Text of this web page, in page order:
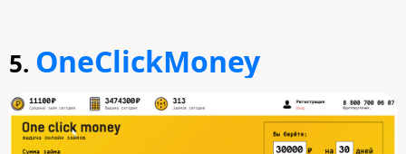
5. OneClickMoney